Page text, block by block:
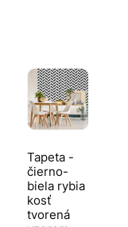
Tapeta -
čierno-
biela rybia
kosť
tvorená